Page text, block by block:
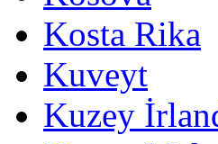
Kosta Rika
Kuveyt
Kuzey